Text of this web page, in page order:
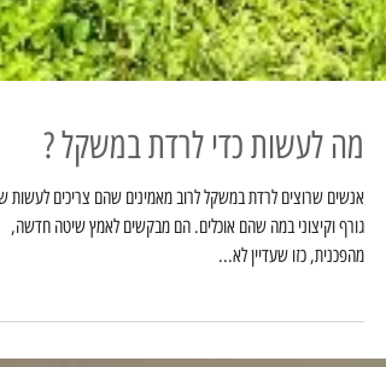
מה לעשות כדי לרדת במשקל ?
אנשים שרוצים לרדת במשקל לרוב מאמינים שהם צריכים לעשות
גורף וקיצוני במה שהם אוכלים. הם מבקשים לאמץ שיטה חדשה,